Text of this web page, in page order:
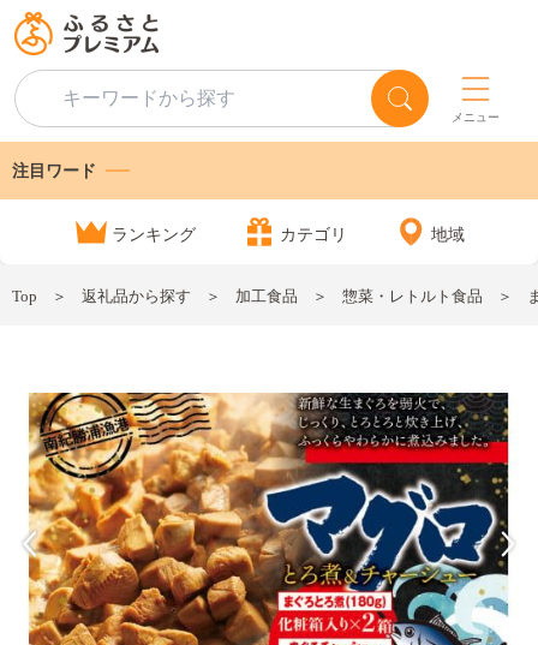
メニュー
注目ワード
ランキング カテゴリ 地域
Top 返礼品から探す 加工食品 惣菜・レトルト食品